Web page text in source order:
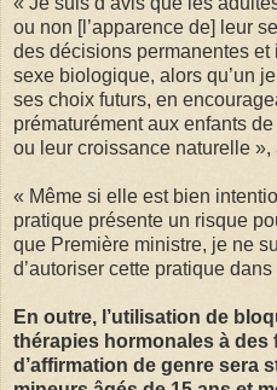
ou non [l’apparence de] leur
des décisions permanentes
sexe biologique, alors qu’un
ses choix futurs, en
prématurément aux enfants
ou leur croissance naturelle »,
« Même si elle est bien
pratique présente un risque
que Première ministre, je ne
d’autoriser cette pratique
En outre, l’utilisation de
thérapies hormonales à
d’affirmation de genre sera